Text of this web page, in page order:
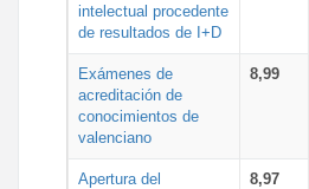
intelectual procedente
de resultados de I+D
Exámenes de
acreditación de
conocimientos de
valenciano
8,99
Apertura del
8,97